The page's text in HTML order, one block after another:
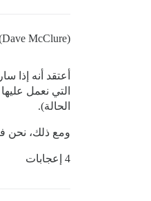
McClure)
أعتقد أنه إذا
التي نعمل
الحالة).
ومع ذلك، نحن
4 إعجابات